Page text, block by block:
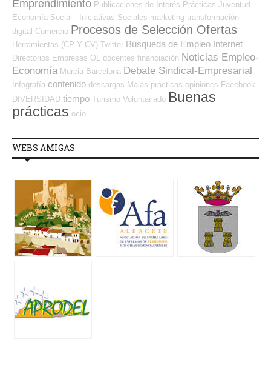
Emprendimiento Publicaciones de Interés Prácticas Juventud
Economía Social - Iniciativas Sociales marketing transformación
digital Comercio Procesos de Selección Ofertas
Herramientas (CP Y CV) Twitter Búsqueda de Empleo Internet
Directorios Empresas OL docentes financiación Noticias Empleo-
Economía Murcia Barcelona Debate Sindical-Empresarial
Infografía contenido descargas Malas prácticas opiniones Facebook
DIVERSIDAD tiempo Turismo Voluntariado Buenas
prácticas ocio
WEBS AMIGAS